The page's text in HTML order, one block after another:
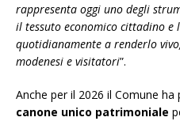
rappresenta oggi uno degli
il tessuto economico cittadino
quotidianamente a renderlo
modenesi e visitatori”.
Anche per il 2026 il Comune ha
canone unico patrimoniale